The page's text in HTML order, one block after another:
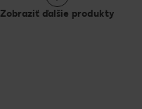
Zobraziť ďalšie produkty